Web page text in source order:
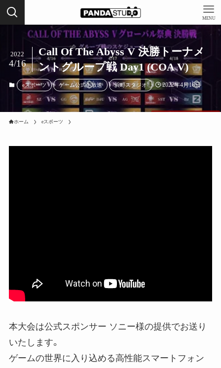
MENU
Call Of The Abyss V 決勝トーナメ
ントグループ戦 Day1 (COA V)
2022
4/16
eスポーツ ゲーム公式生放送 浜町スタジオ 2022年4月16日
ホーム eスポーツ
本大会は公式スポンサー ソニー様の提供でお送り
いたします。
ゲームの世界に入り込める高性能スマートフォン